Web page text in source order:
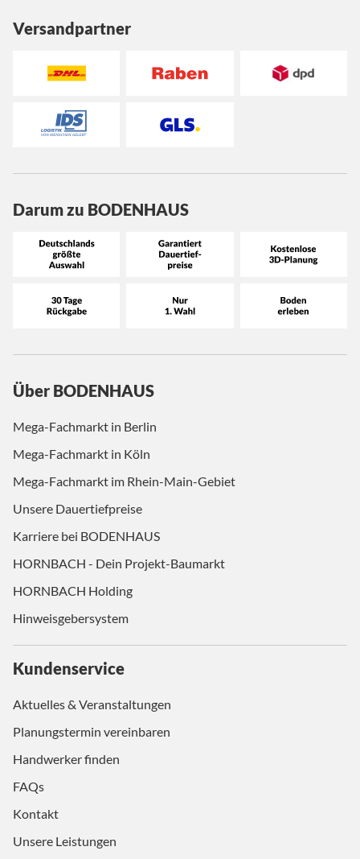
Versandpartner
Darum zu BODENHAUS
Über BODENHAUS
Mega-Fachmarkt in Berlin
Mega-Fachmarkt in Köln
Mega-Fachmarkt im Rhein-Main-Gebiet
Unsere Dauertiefpreise
Karriere bei BODENHAUS
HORNBACH - Dein Projekt-Baumarkt
HORNBACH Holding
Hinweisgebersystem
Kundenservice
Aktuelles & Veranstaltungen
Planungstermin vereinbaren
Handwerker finden
FAQs
Kontakt
Unsere Leistungen